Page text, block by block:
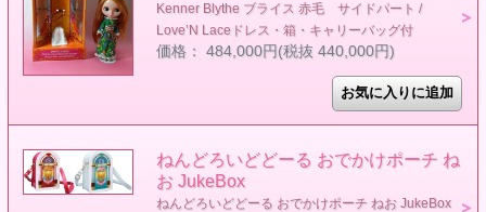
Kenner Blythe ブライス 赤毛 サイドパート /
Love’N Laceドレス・箱・キャリーバッグ付
価格： 484,000円(税抜 440,000円)
ねんどろいどどーる おでかけポーチ ね
お JukeBox
ねんどろいどどーる おでかけポーチ ねお JukeBox